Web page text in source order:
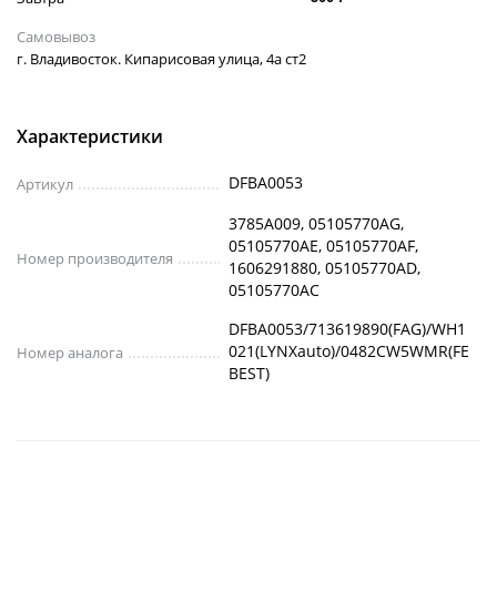
Самовывоз
г. Владивосток. Кипарисовая улица, 4а ст2
Характеристики
Артикул DFBA0053
Номер производителя
3785A009, 05105770AG,
05105770AE, 05105770AF,
1606291880, 05105770AD,
05105770AC
Номер аналога
DFBA0053/713619890(FAG)/WH1
021(LYNXauto)/0482CW5WMR(FE
BEST)